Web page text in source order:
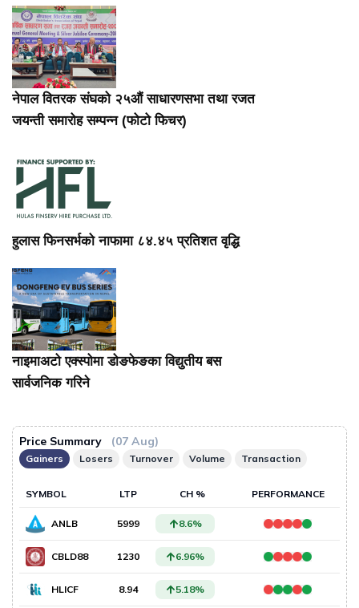
नेपाल वितरक संघको २५औं साधारणसभा तथा रजत
जयन्ती समारोह सम्पन्न (फोटो फिचर)
हुलास फिनसर्भको नाफामा ८४.४५ प्रतिशत वृद्धि
नाइमाअटो एक्स्पोमा डोङफेङका विद्युतीय बस
सार्वजनिक गरिने